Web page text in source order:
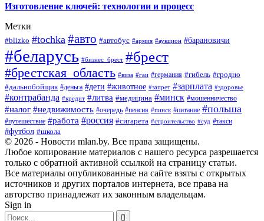
Изготовление ключей: технологии и процесс
Метки
#blizko #tochka #авто #автобус #армия #аукцион #барановичи
#беларусь #бизнес_брест #брест
#брестская_область #виза #гаи #германия #гибель #гродно
#дальнобойщик #деньга #дети #животное #запрет #зарплата #здоровье
#контрабанда #кредит #литва #медицина #минск #мошенничество
#налог #недвижимость #очередь #пенсия #пинск #питание #польша
#путешествие #работа #россия #сигарета #строительство #суд #такси
#футбол #школа
© 2026 - Новости mlan.by. Все права защищены.
Любое копирование материалов с нашего ресурса разрешается
только с обратной активной ссылкой на страницу статьи.
Все материалы опубликованные на сайте взяты с открытых
источников и других порталов интернета, все права на
авторство принадлежат их законным владельцам.
Sign in